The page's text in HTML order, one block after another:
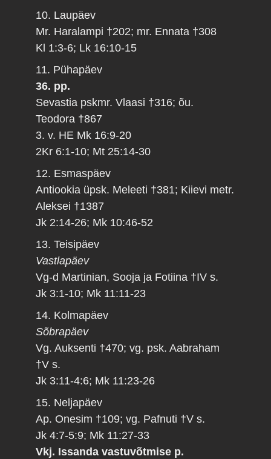
10. Laupäev
Mr. Haralampi †202; mr. Ennata †308
Kl 1:3-6; Lk 16:10-15
11. Pühapäev
36. pp.
Sevastia pskmr. Vlaasi †316; õu.
Teodora †867
3. v. HE Mk 16:9-20
2Kr 6:1-10; Mt 25:14-30
12. Esmaspäev
Antiookia üpsk. Meleeti †381; Kiievi metr.
Aleksei †1387
Jk 2:14-26; Mk 10:46-52
13. Teisipäev
Vastlapäev
Vg-d Martinian, Sooja ja Fotiina †IV s.
Jk 3:1-10; Mk 11:11-23
14. Kolmapäev
Sõbrapäev
Vg. Auksenti †470; vg. psk. Aabraham
†V s.
Jk 3:11-4:6; Mk 11:23-26
15. Neljapäev
Ap. Onesim †109; vg. Pafnuti †V s.
Jk 4:7-5:9; Mk 11:27-33
Vkj. Issanda vastuvõtmise p.